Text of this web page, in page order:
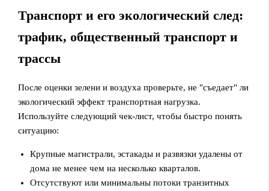
Транспорт и его экологический след:
трафик, общественный транспорт и
трассы
После оценки зелени и воздуха проверьте, не "съедает" ли
экологический эффект транспортная нагрузка.
Используйте следующий чек-лист, чтобы быстро понять
ситуацию:
Крупные магистрали, эстакады и развязки удалены от
дома не менее чем на несколько кварталов.
Отсутствуют или минимальны потоки транзитных